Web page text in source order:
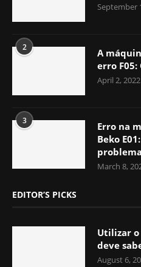
September
2
A
erro F05:
April 2, 2022
3
Erro na
Beko
problema
March 8,
EDITOR’S PICKS
Utilizar
deve
August 6,